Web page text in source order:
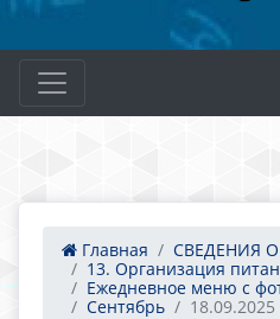
Главная
СВЕДЕНИЯ
13. Организация
Ежедневное меню с
Сентябрь
18.09.2025